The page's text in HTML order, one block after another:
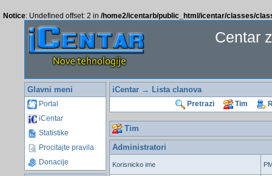
Notice: Undefined offset: 2 in /home2/icentarb/public_html/icentar/classes/
Centar
Glavni meni
Portal
iCentar
Statistike
Procitajte pravila
Donacije
iCentar→ Lista clanova
Pretrazi Tim
Tim
Administratori
Korisnicko ime